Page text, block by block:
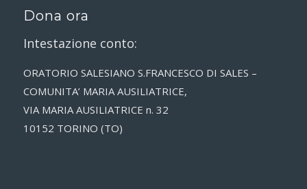
Dona ora
Intestazione conto:
ORATORIO SALESIANO S.FRANCESCO DI SALES –
COMUNITA’ MARIA AUSILIATRICE,
VIA MARIA AUSILIATRICE n. 32
10152 TORINO (TO)